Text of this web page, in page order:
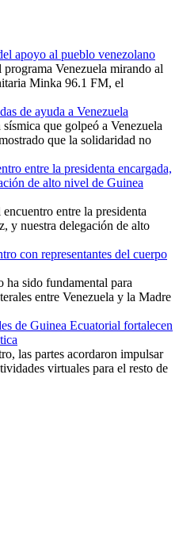
apoyo al pueblo venezolano
Venezuela mirando al
Minka 96.1 FM, el
de ayuda a Venezuela
que golpeó a Venezuela
que la solidaridad no
entre la presidenta encargada,
de alto nivel de Guinea
entre la presidenta
y nuestra delegación de alto
con representantes del cuerpo
ha sido fundamental para
entre Venezuela y la Madre
de Guinea Ecuatorial fortalecen
las partes acordaron impulsar
virtuales para el resto de